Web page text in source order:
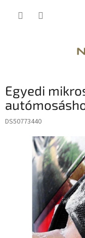
Egyedi
DS50773440